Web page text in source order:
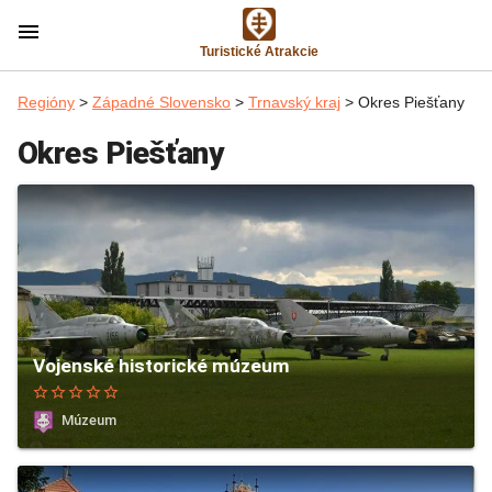
menu
Turistické Atrakcie
Regióny > Západné Slovensko > Trnavský kraj > Okres Piešťany
Okres Piešťany
Vojenské historické múzeum
star_borderstar_borderstar_borderstar_borderstar_border
Múzeum